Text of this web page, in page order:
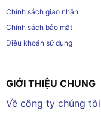
Chính sách giao nhận
Chính sách bảo mật
Điều khoản sử dụng
GIỚI THIỆU CHUNG
Về công ty chúng tôi